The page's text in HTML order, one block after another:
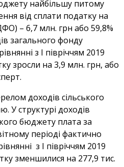
найбільшу питому
від сплати податку на
– 6,7 млн. грн або 59,8%
загального фонду
з І півріччям 2019
зросли на 3,9 млн. грн, або
доходів сільського
У структурі доходів
бюджету плата за
періоді фактично
з І півріччям 2019
зменшилися на 277,9 тис.